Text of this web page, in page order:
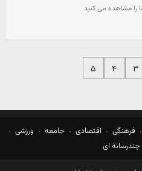
را مشاهده می کنید
۳ ۴ ۵
فرهنگی اقتصادی جامعه
ورزشی
چندرسانه ای